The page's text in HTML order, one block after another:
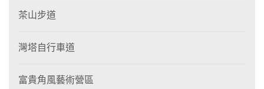
茶山步道
灣塔自行車道
富貴角風藝術營區